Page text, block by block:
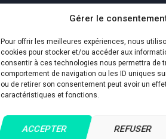
Gérer le
Pour offrir les meilleures expériences, nous
cookies pour stocker et/ou accéder aux
consentir à ces technologies nous permettra de
comportement de navigation ou les ID uniques
ou de retirer son consentement peut avoir un
caractéristiques et fonctions.
ACCEPTER REFUSER